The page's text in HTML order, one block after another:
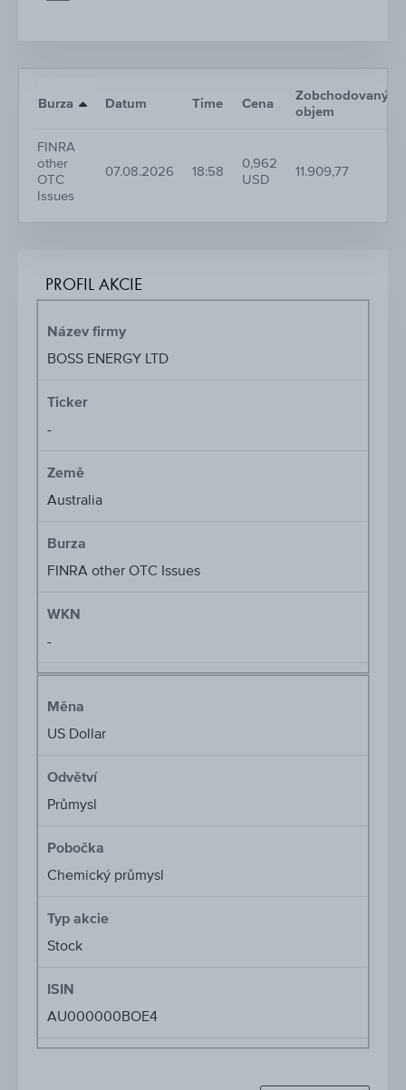
Burza Datum Time Cena
Zobchodovaný
objem
FINRA
other
OTC
Issues
07.08.2026 18:58
0,962
USD
11.909,77
PROFIL AKCIE
Název firmy
BOSS ENERGY LTD
Ticker
-
Země
Australia
Burza
FINRA other OTC Issues
WKN
-
Měna
US Dollar
Odvětví
Průmysl
Pobočka
Chemický průmysl
Typ akcie
Stock
ISIN
AU000000BOE4